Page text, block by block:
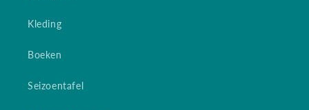
Kleding
Boeken
Seizoentafel